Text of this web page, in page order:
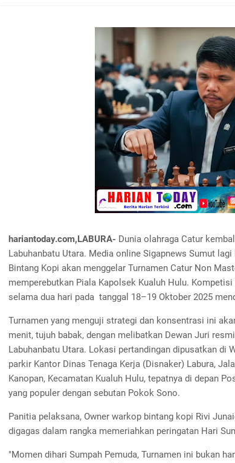
hariantoday.com,LABURA- Dunia olahraga Catur
Labuhanbatu Utara. Media online Sigapnews Sumut
Bintang Kopi akan menggelar Turnamen Catur Non
memperebutkan Piala Kapolsek Kualuh Hulu.
selama dua hari pada tanggal 18–19 Oktober 2025
Turnamen yang menguji strategi dan konsentrasi ini
menit, tujuh babak, dengan melibatkan Dewan Juri
Labuhanbatu Utara. Lokasi pertandingan dipusatkan di
parkir Kantor Dinas Tenaga Kerja (Disnaker) Labura,
Kanopan, Kecamatan Kualuh Hulu, tepatnya di depan
yang populer dengan sebutan Pokok Sono.
Panitia pelaksana, Owner warkop bintang kopi Rivi
digagas dalam rangka memeriahkan peringatan Hari
"Momen dihari Sumpah Pemuda, Turnamen ini bukan